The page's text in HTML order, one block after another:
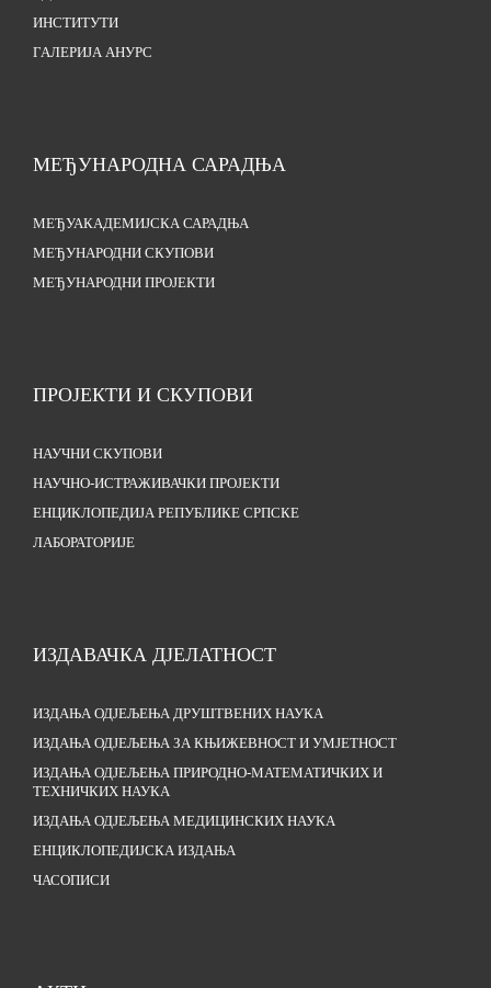
ИНСТИТУТИ
ГАЛЕРИЈА АНУРС
МЕЂУНАРОДНА САРАДЊА
МЕЂУАКАДЕМИЈСКА САРАДЊА
МЕЂУНАРОДНИ СКУПОВИ
МЕЂУНАРОДНИ ПРОЈЕКТИ
ПРОЈЕКТИ И СКУПОВИ
НАУЧНИ СКУПОВИ
НАУЧНО-ИСТРАЖИВАЧКИ ПРОЈЕКТИ
ЕНЦИКЛОПЕДИЈА РЕПУБЛИКЕ СРПСКЕ
ЛАБОРАТОРИЈЕ
ИЗДАВАЧКА ДЈЕЛАТНОСТ
ИЗДАЊА ОДЈЕЉЕЊА ДРУШТВЕНИХ НАУКА
ИЗДАЊА ОДЈЕЉЕЊА ЗА КЊИЖЕВНОСТ И УМЈЕТНОСТ
ИЗДАЊА ОДЈЕЉЕЊА ПРИРОДНО-МАТЕМАТИЧКИХ И
ТЕХНИЧКИХ НАУКА
ИЗДАЊА ОДЈЕЉЕЊА МЕДИЦИНСКИХ НАУКА
ЕНЦИКЛОПЕДИЈСКА ИЗДАЊА
ЧАСОПИСИ